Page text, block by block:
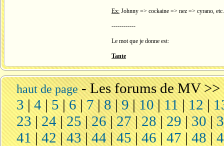
Ex: Johnny => cockaine => nez => cyrano, etc.
------------
Le mot que je donne est:
Tante
haut de page-Les forums de MV>>
3 |4 |5|6 |7|8|9|10|11 |12|
23|24|25|26|27|28|29|30|
41|42|43|44|45|46 |47 |48|